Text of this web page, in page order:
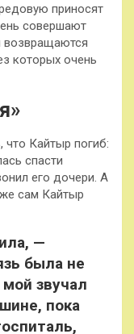
приносят
совершают
возвращаются
которых очень
Кайтыр погиб:
спасти
его дочери. А
сам Кайтыр
—
была не
звучал
пока